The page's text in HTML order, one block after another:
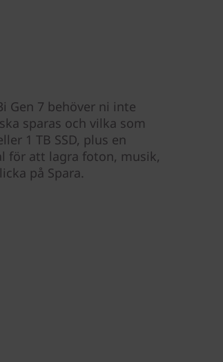
Gen 7 behöver ni inte
sparas och vilka som
1 TB SSD, plus en
för att lagra foton, musik,
på Spara.